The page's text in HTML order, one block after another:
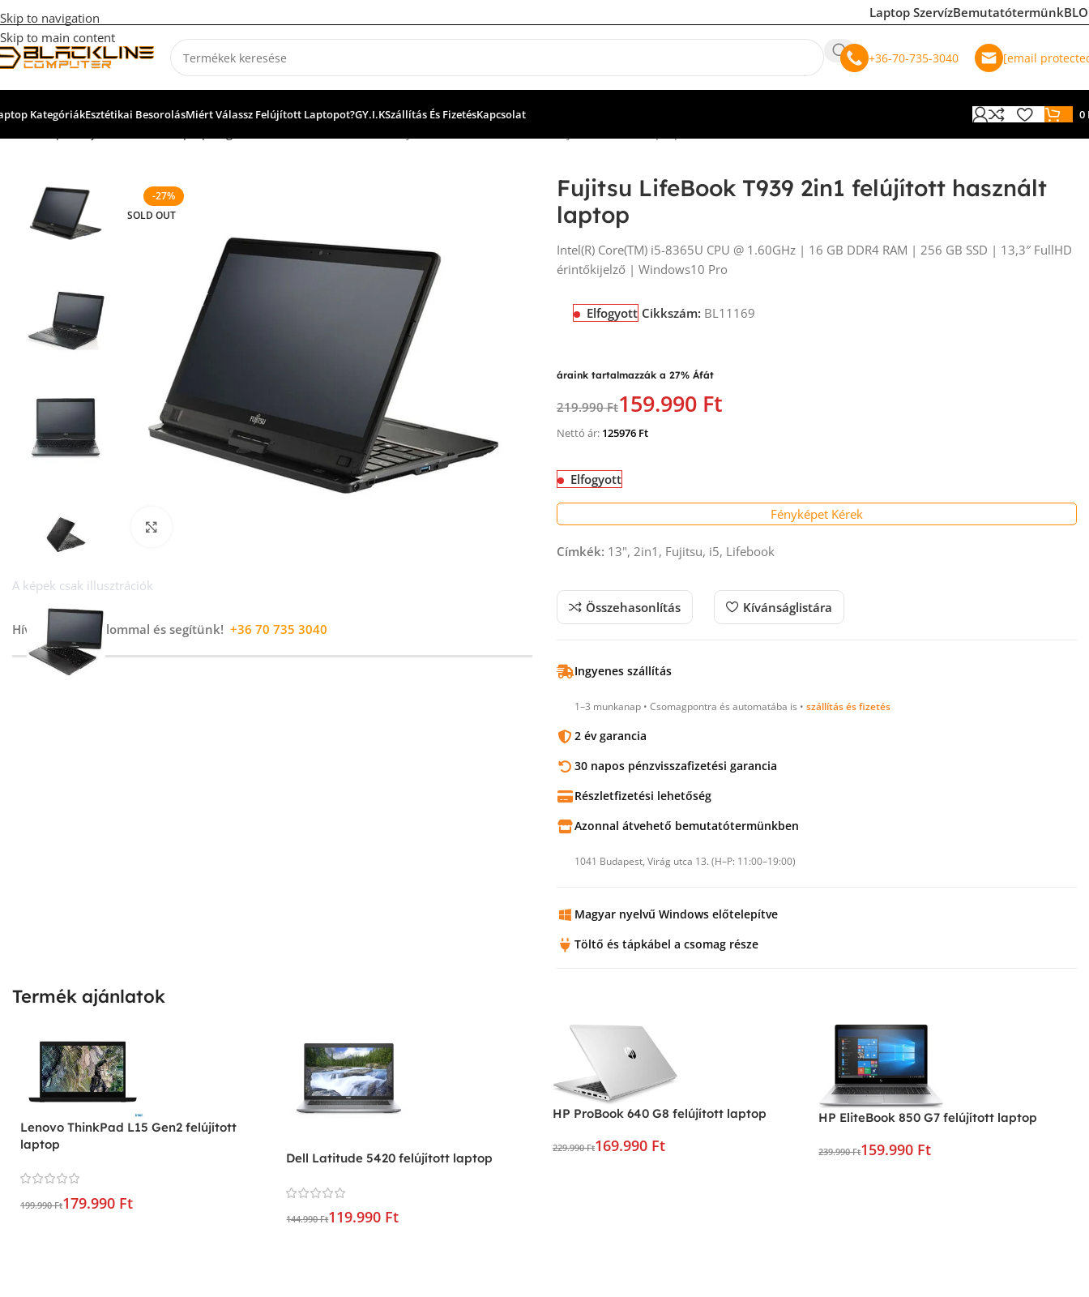
Skip to navigation
Skip to main content
Laptop SzervízBemutatótermünk
+36-70-735-3040 [email
KategóriákEsztétikai BesorolásMiért Válassz Felújított Laptopot?GY.I.KSzállítás És FizetésKapcsolat 0
-27%
SOLD OUT
A képek csak illusztrációk
Hívj minket bizalommal és segítünk! +36 70 735 3040
Fujitsu LifeBook T939 2in1 felújított használt
laptop
Intel(R) Core(TM) i5-8365U CPU @ 1.60GHz | 16 GB DDR4 RAM | 256 GB SSD | 13,3″ FullHD
érintőkijelző | Windows10 Pro
Elfogyott Cikkszám: BL11169
áraink tartalmazzák a 27% Áfát
219.990 Ft159.990 Ft
Nettó ár: 125976 Ft
Elfogyott
Fényképet Kérek
Címkék: 13", 2in1, Fujitsu, i5, Lifebook
Összehasonlítás Kívánságlistára
Ingyenes szállítás
1–3 munkanap • Csomagpontra és automatába is • szállítás és fizetés
2 év garancia
30 napos pénzvisszafizetési garancia
Részletfizetési lehetőség
Azonnal átvehető bemutatótermünkben
1041 Budapest, Virág utca 13. (H–P: 11:00–19:00)
Magyar nyelvű Windows előtelepítve
Töltő és tápkábel a csomag része
Termék ajánlatok
Lenovo ThinkPad L15 Gen2 felújított
laptop
199.990 Ft179.990 Ft
Dell Latitude 5420 felújított laptop
144.990 Ft119.990 Ft
HP ProBook 640 G8 felújított laptop
229.990 Ft169.990 Ft
HP EliteBook 850 G7 felújított laptop
239.990 Ft159.990 Ft